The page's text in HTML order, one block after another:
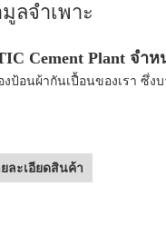
ลจำเพาะ
Cement Plant จำ
งป้อนผ้ากันเปื้อนของเรา ซึ่
ละเอียดสินค้า